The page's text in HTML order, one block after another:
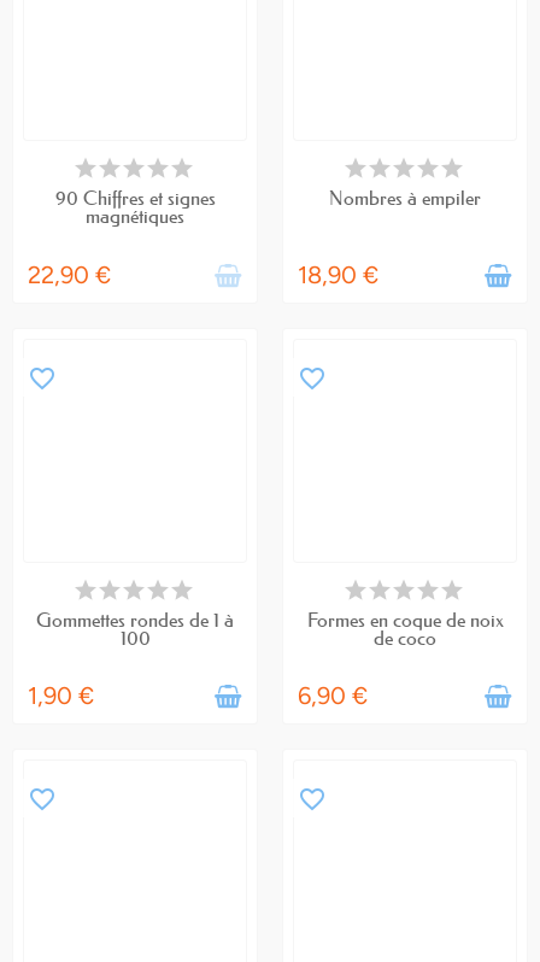
RUPTURE DE STOCK
90 Chiffres et signes
magnétiques
22,90 €
DERNIERS ARTICLES EN STOCK
Nombres à empiler
18,90 €
EN STOCK
favorite_border
Gommettes rondes de 1 à
100
1,90 €
EN STOCK
favorite_border
Formes en coque de noix
de coco
6,90 €
favorite_border favorite_border